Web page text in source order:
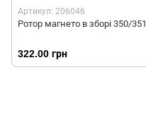
Артикул: 206046
Ротор магнето в зборі 350/351
322.00 грн